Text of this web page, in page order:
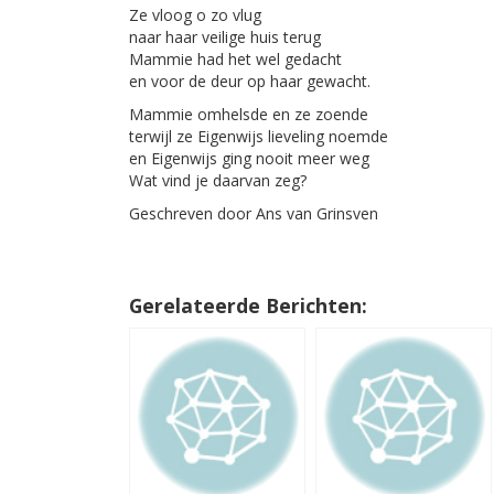
Ze vloog o zo vlug
naar haar veilige huis terug
Mammie had het wel gedacht
en voor de deur op haar gewacht.
Mammie omhelsde en ze zoende
terwijl ze Eigenwijs lieveling noemde
en Eigenwijs ging nooit meer weg
Wat vind je daarvan zeg?
Geschreven door Ans van Grinsven
Gerelateerde Berichten: